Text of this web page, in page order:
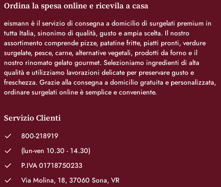
Ordina la spesa online e ricevila a casa
eismann è il servizio di consegna a domicilio di surgelati premium in
tutta Italia, sinonimo di qualità, gusto e ampia scelta. Il nostro
assortimento comprende pizze, patatine fritte, piatti pronti, verdure
surgelate, pesce, carne, alternative vegetali, prodotti da forno e il
nostro rinomato gelato gourmet. Selezioniamo ingredienti di alta
qualità e utilizziamo lavorazioni delicate per preservare gusto e
freschezza. Grazie alla consegna a domicilio gratuita e personalizzata,
ordinare surgelati online è semplice e conveniente.
Servizio Clienti
800-218919
(lun-ven 10.30 - 14.30)
P.IVA 01718750233
Via Molina, 18, 37060 Sona, VR